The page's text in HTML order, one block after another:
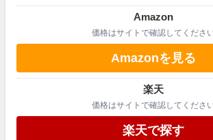
Amazon
価格はサイトで確認してくださ
Amazonを見る
楽天
価格はサイトで確認してくださ
楽天で探す